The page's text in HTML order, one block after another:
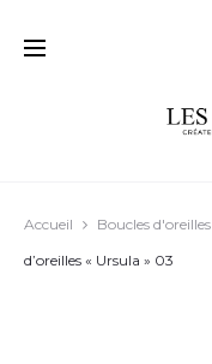
Accueil Boucles d'oreilles
d’oreilles « Ursula » 03